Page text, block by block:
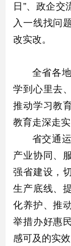
日”、政企交
入一线找问
改实改。
全省各
学到心里去
推动学习教
教育走深走
省交通
产业协同、
强省建设，
生产底线、
化养护、推
举措办好惠
感可及的实效